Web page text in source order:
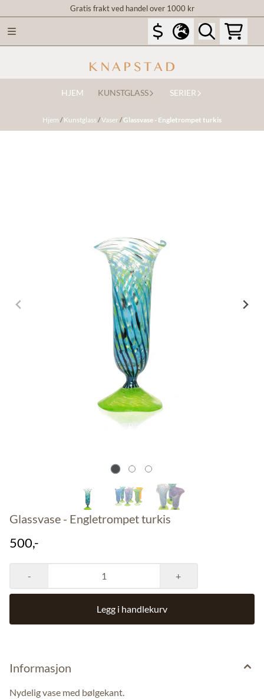
Gratis frakt ved handel over 1000 kr
HJEM KUNSTGLASS SERIER
Hjem /Kunstglass/Vaser /Glassvase - Engletrompet turkis
Glassvase - Engletrompet turkis
500,-
- +
Legg i handlekurv
Informasjon
Nydelig vase med bølgekant.